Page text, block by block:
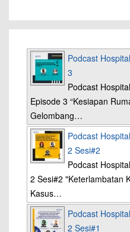
Podcast
3
Podcast
Episode 3 “Kesiapan
Gelombang…
Podcast
2 Sesi#2
Podcast
2 Sesi#2 "Keterlambatan
Kasus…
Podcast
2 Sesi#1